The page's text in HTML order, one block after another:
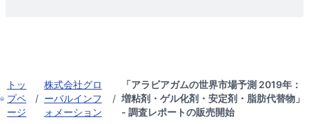
トッ
プペ
ージ
/
株式会社グロ
ーバルインフ
ォメーション
/
「アラビアガムの世界市場予測 2019年：
増粘剤・ゲル化剤・安定剤・脂肪代替物」
- 調査レポートの販売開始